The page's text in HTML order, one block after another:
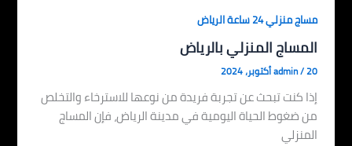
مساج منزلي 24 ساعة الرياض
المساج المنزلي بالرياض
admin/20 أكتوبر، 2024
إذا كنت تبحث عن تجربة فريدة من نوعها للاسترخاء والتخلص
من ضغوط الحياة اليومية في مدينة الرياض، فإن المساج
المنزلي